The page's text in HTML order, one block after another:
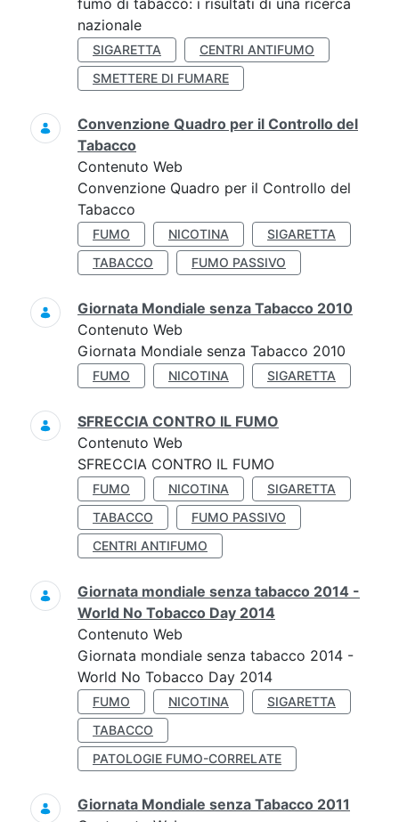
fumo di tabacco: i risultati di una ricerca
nazionale
SIGARETTA
CENTRI ANTIFUMO
SMETTERE DI FUMARE
Convenzione Quadro per il Controllo del
Tabacco
Contenuto Web
Convenzione Quadro per il Controllo del
Tabacco
FUMO NICOTINA
SIGARETTA
TABACCO
FUMO PASSIVO
Giornata Mondiale senza Tabacco 2010
Contenuto Web
Giornata Mondiale senza Tabacco 2010
FUMO NICOTINA SIGARETTA
SFRECCIA CONTRO IL FUMO
Contenuto Web
SFRECCIA CONTRO IL FUMO
FUMO NICOTINA
SIGARETTA
TABACCO
FUMO PASSIVO
CENTRI ANTIFUMO
Giornata mondiale senza tabacco 2014 -
World No Tobacco Day 2014
Contenuto Web
Giornata mondiale senza tabacco 2014 -
World No Tobacco Day 2014
FUMO NICOTINA
SIGARETTA
TABACCO
PATOLOGIE FUMO-CORRELATE
Giornata Mondiale senza Tabacco 2011